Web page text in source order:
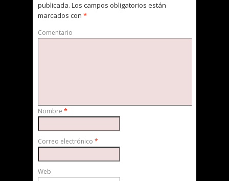
publicada. Los campos obligatorios están
marcados con *
Comentario
Nombre *
Correo electrónico *
Web